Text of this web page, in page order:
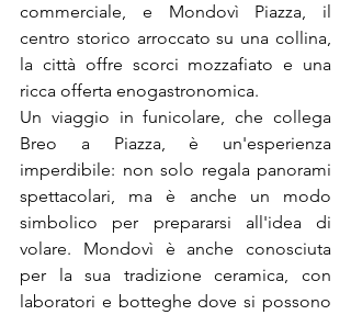
commerciale, e Mondovì Piazza, il
centro storico arroccato su una collina,
la città offre scorci mozzafiato e una
ricca offerta enogastronomica.
Un viaggio in funicolare, che collega
Breo a Piazza, è un'esperienza
imperdibile: non solo regala panorami
spettacolari, ma è anche un modo
simbolico per prepararsi all'idea di
volare. Mondovì è anche conosciuta
per la sua tradizione ceramica, con
laboratori e botteghe dove si possono